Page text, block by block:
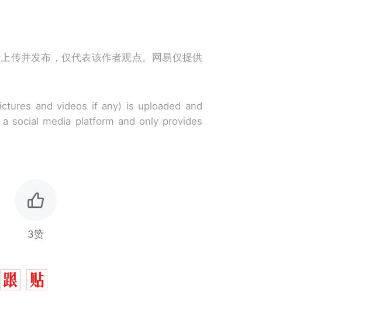
传并发布，仅代表该作者观点。网易仅提供
and videos if any) is uploaded and
social media platform and only provides
3赞